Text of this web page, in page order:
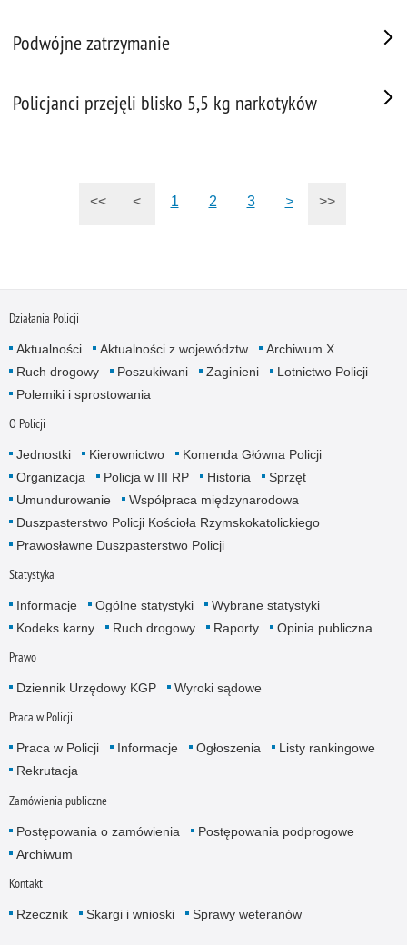
Podwójne zatrzymanie
Policjanci przejęli blisko 5,5 kg narkotyków
<< < 1 2 3 > >>
Działania Policji
Aktualności Aktualności z województw
Archiwum X
Ruch drogowy
Poszukiwani Zaginieni
Lotnictwo Policji
Polemiki i sprostowania
O Policji
Jednostki Kierownictwo
Komenda Główna Policji
Organizacja
Policja w III RP Historia
Sprzęt
Umundurowanie
Współpraca międzynarodowa
Duszpasterstwo Policji Kościoła Rzymskokatolickiego
Prawosławne Duszpasterstwo Policji
Statystyka
Informacje Ogólne statystyki
Wybrane statystyki
Kodeks karny
Ruch drogowy Raporty Opinia publiczna
Prawo
Dziennik Urzędowy KGP Wyroki sądowe
Praca w Policji
Praca w Policji Informacje Ogłoszenia
Listy rankingowe
Rekrutacja
Zamówienia publiczne
Postępowania o zamówienia
Postępowania podprogowe
Archiwum
Kontakt
Rzecznik Skargi i wnioski Sprawy weteranów